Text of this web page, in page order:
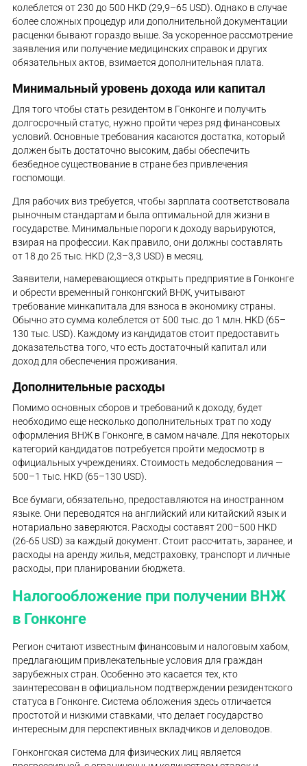
колеблется от 230 до 500 HKD (29,9–65 USD). Однако в случае
более сложных процедур или дополнительной документации
расценки бывают гораздо выше. За ускоренное рассмотрение
заявления или получение медицинских справок и других
обязательных актов, взимается дополнительная плата.
Минимальный уровень дохода или капитал
Для того чтобы стать резидентом в Гонконге и получить
долгосрочный статус, нужно пройти через ряд финансовых
условий. Основные требования касаются достатка, который
должен быть достаточно высоким, дабы обеспечить
безбедное существование в стране без привлечения
госпомощи.
Для рабочих виз требуется, чтобы зарплата соответствовала
рыночным стандартам и была оптимальной для жизни в
государстве. Минимальные пороги к доходу варьируются,
взирая на профессии. Как правило, они должны составлять
от 18 до 25 тыс. HKD (2,3–3,3 USD) в месяц.
Заявители, намеревающиеся открыть предприятие в Гонконге
и обрести временный гонконгский ВНЖ, учитывают
требование минкапитала для взноса в экономику страны.
Обычно это сумма колеблется от 500 тыс. до 1 млн. HKD (65–
130 тыс. USD). Каждому из кандидатов стоит предоставить
доказательства того, что есть достаточный капитал или
доход для обеспечения проживания.
Дополнительные расходы
Помимо основных сборов и требований к доходу, будет
необходимо еще несколько дополнительных трат по ходу
оформления ВНЖ в Гонконге, в самом начале. Для некоторых
категорий кандидатов потребуется пройти медосмотр в
официальных учреждениях. Стоимость медобследования —
500–1 тыс. HKD (65–130 USD).
Все бумаги, обязательно, предоставляются на иностранном
языке. Они переводятся на английский или китайский язык и
нотариально заверяются. Расходы составят 200–500 HKD
(26-65 USD) за каждый документ. Стоит рассчитать, заранее, и
расходы на аренду жилья, медстраховку, транспорт и личные
расходы, при планировании бюджета.
Налогообложение при получении ВНЖ
в Гонконге
Регион считают известным финансовым и налоговым хабом,
предлагающим привлекательные условия для граждан
зарубежных стран. Особенно это касается тех, кто
заинтересован в официальном подтверждении резидентского
статуса в Гонконге. Система обложения здесь отличается
простотой и низкими ставками, что делает государство
интересным для перспективных вкладчиков и деловодов.
Гонконгская система для физических лиц является